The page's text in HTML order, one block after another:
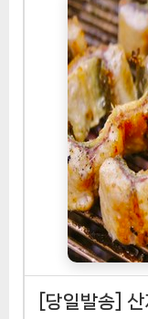
[당일발송]